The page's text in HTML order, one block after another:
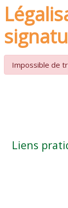
Impossible de
Liens